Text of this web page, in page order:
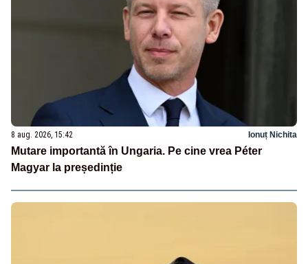
8 aug. 2026, 15:42 Ionuț Nichita
Mutare importantă în Ungaria. Pe cine vrea Péter
Magyar la președinție